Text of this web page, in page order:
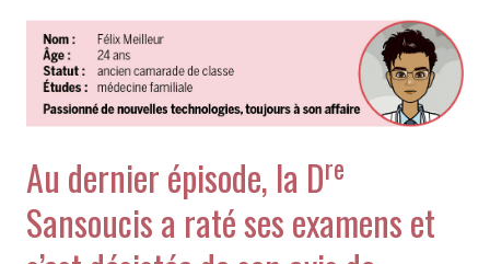
Au dernier épisode, la Dre
Sansoucis a raté ses examens et